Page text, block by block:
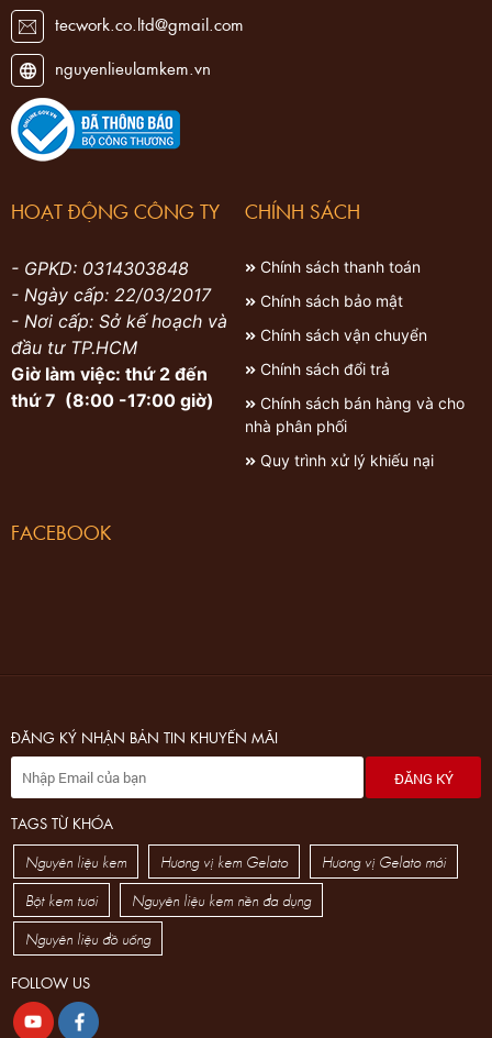
tecwork.co.ltd@gmail.com
nguyenlieulamkem.vn
HOẠT ĐỘNG CÔNG TY
- GPKD: 0314303848
- Ngày cấp: 22/03/2017
- Nơi cấp: Sở kế hoạch và
đầu tư TP.HCM
Giờ làm việc: thứ 2 đến
thứ 7 (8:00 -17:00 giờ)
CHÍNH SÁCH
Chính sách thanh toán
Chính sách bảo mật
Chính sách vận chuyển
Chính sách đổi trả
Chính sách bán hàng và cho
nhà phân phối
Quy trình xử lý khiếu nại
FACEBOOK
ĐĂNG KÝ NHẬN BẢN TIN KHUYẾN MÃI
ĐĂNG KÝ
TAGS TỪ KHÓA
Nguyên liệu kem
Hương vị kem Gelato
Hương vị Gelato mới
Bột kem tươi
Nguyên liệu kem nền đa dụng
Nguyên liệu đồ uống
FOLLOW US